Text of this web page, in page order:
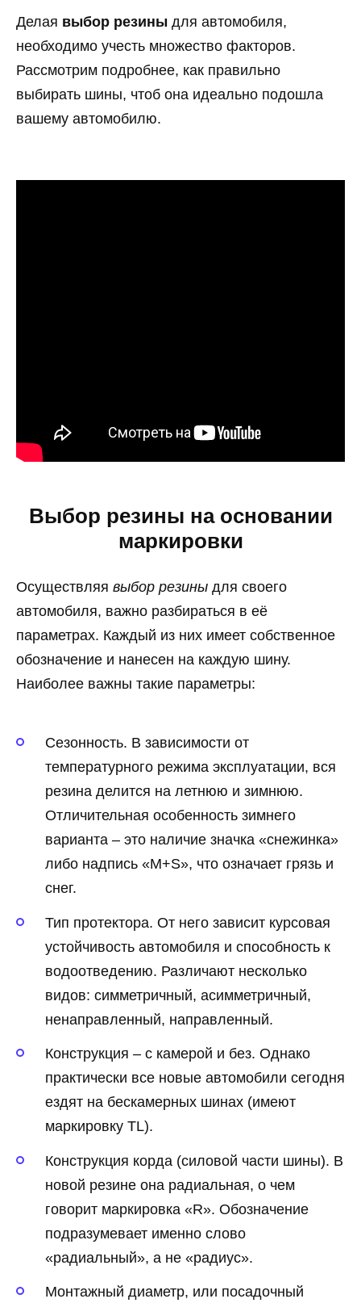
Делая выбор резины для автомобиля,
необходимо учесть множество факторов.
Рассмотрим подробнее, как правильно
выбирать шины, чтоб она идеально подошла
вашему автомобилю.
Выбор резины на основании
маркировки
Осуществляя выбор резины для своего
автомобиля, важно разбираться в её
параметрах. Каждый из них имеет собственное
обозначение и нанесен на каждую шину.
Наиболее важны такие параметры:
Сезонность. В зависимости от
температурного режима эксплуатации, вся
резина делится на летнюю и зимнюю.
Отличительная особенность зимнего
варианта – это наличие значка «снежинка»
либо надпись «M+S», что означает грязь и
снег.
Тип протектора. От него зависит курсовая
устойчивость автомобиля и способность к
водоотведению. Различают несколько
видов: симметричный, асимметричный,
ненаправленный, направленный.
Конструкция – с камерой и без. Однако
практически все новые автомобили сегодня
ездят на бескамерных шинах (имеют
маркировку TL).
Конструкция корда (силовой части шины). В
новой резине она радиальная, о чем
говорит маркировка «R». Обозначение
подразумевает именно слово
«радиальный», а не «радиус».
Монтажный диаметр, или посадочный